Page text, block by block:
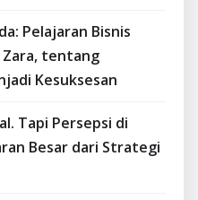
Pelajaran Bisnis
Zara, tentang
Kesuksesan
Tapi Persepsi di
Besar dari Strategi